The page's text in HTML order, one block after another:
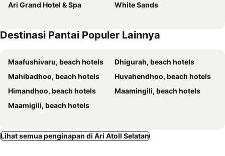
Ari Grand Hotel & Spa White Sands
Destinasi Pantai Populer Lainnya
Maafushivaru, beach hotels
Dhigurah, beach hotels
Mahibadhoo, beach hotels
Huvahendhoo, beach hotels
Himandhoo, beach hotels
Maamingili, beach hotels
Maamigili, beach hotels
Lihat semua penginapan di Ari Atoll Selatan